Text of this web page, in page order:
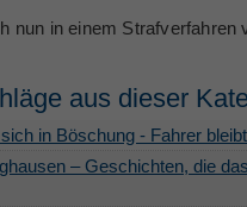
nun in einem Strafverfahren
aus dieser
in Böschung - Fahrer
– Geschichten, die